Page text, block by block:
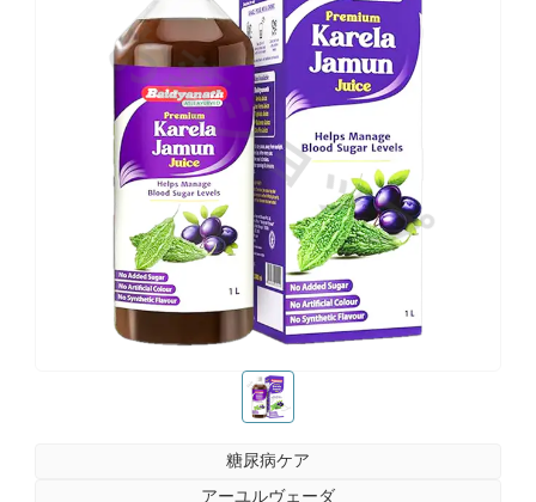
お薬ショップ
お薬ショップ
糖尿病ケア
アーユルヴェーダ